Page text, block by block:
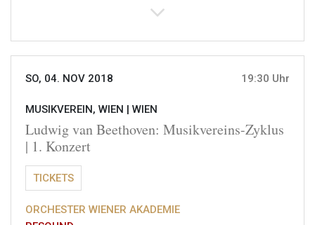
SO, 04. NOV 2018 19:30 Uhr
MUSIKVEREIN, WIEN | WIEN
Ludwig van Beethoven: Musikvereins-Zyklus
| 1. Konzert
TICKETS
ORCHESTER WIENER AKADEMIE